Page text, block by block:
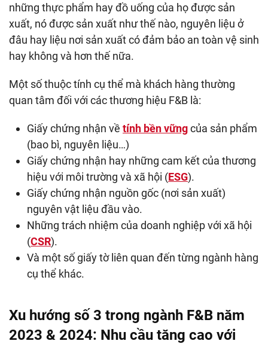
những thực phẩm hay đồ uống của họ được sản
xuất, nó được sản xuất như thế nào, nguyên liệu ở
đâu hay liệu nơi sản xuất có đảm bảo an toàn vệ sinh
hay không và hơn thế nữa.
Một số thuộc tính cụ thể mà khách hàng thường
quan tâm đối với các thương hiệu F&B là:
Giấy chứng nhận về tính bền vữngcủa sản phẩm
(bao bì, nguyên liệu…)
Giấy chứng nhận hay những cam kết của thương
hiệu với môi trường và xã hội (ESG).
Giấy chứng nhận nguồn gốc (nơi sản xuất)
nguyên vật liệu đầu vào.
Những trách nhiệm của doanh nghiệp với xã hội
(CSR).
Và một số giấy tờ liên quan đến từng ngành hàng
cụ thể khác.
Xu hướng số 3 trong ngành F&B năm
2023 & 2024: Nhu cầu tăng cao với